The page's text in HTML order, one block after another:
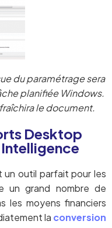
du paramétrage sera
planifiée Windows.
le document.
Desktop
un outil parfait pour les
un grand nombre de
les moyens financiers
la conversion